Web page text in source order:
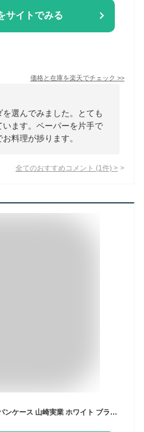
サイトでみる
価格と在庫を楽天でチェック >>
選んでみました。とても
ます。ペーパーを片手で
料理が捗ります。
全てのおすすめコメント (1 件) >
ブレッドケース タワー tower パンケース 山崎実業 ホワイト ブラック 4352 4353 おしゃれ シンプル 調味料ラック キッチン収納 インテリア 北欧 キッチン雑貨 ギフト 送料無料 10倍 新生活 バレンタイン 引っ越し プレゼント